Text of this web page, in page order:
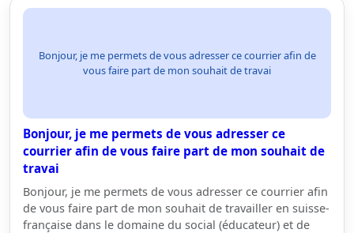
Bonjour, je me permets de vous adresser ce courrier afin de
vous faire part de mon souhait de travai
Bonjour, je me permets de vous adresser ce
courrier afin de vous faire part de mon souhait de
travai
Bonjour, je me permets de vous adresser ce courrier afin
de vous faire part de mon souhait de travailler en suisse-
française dans le domaine du social (éducateur) et de